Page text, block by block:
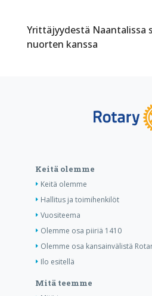
Yrittäjyydestä Naantalissa
nuorten kanssa
Keitä olemme
Keitä olemme
Hallitus ja toimihenkilöt
Vuositeema
Olemme osa piiriä 1410
Olemme osa kansainvälistä
Ilo esitellä
Mitä teemme